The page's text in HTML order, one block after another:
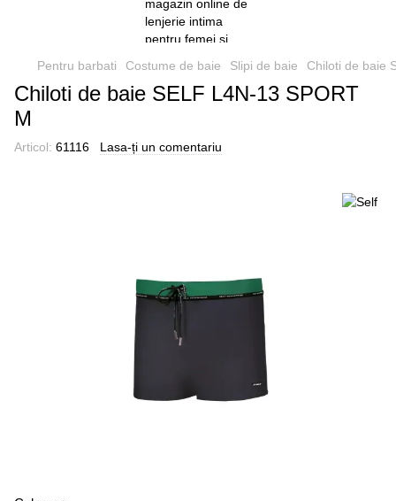
Pentru barbati Costume de baie Slipi de baie Chiloti de baie
Chiloti de baie SELF L4N-13 SPORT
M
Articol: 61116 Lasa-ți un comentariu